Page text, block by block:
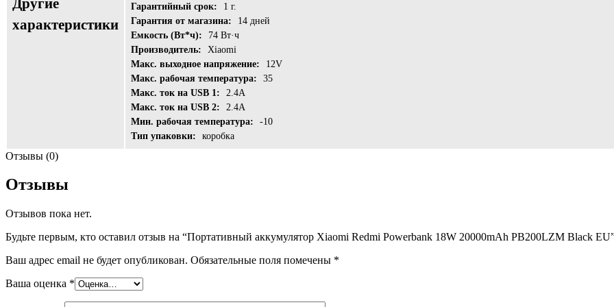
характеристики
Гарантийный срок:
1 г.
Гарантия от магазина:
14 дней
Емкость (Вт*ч):
74 Вт·ч
Производитель:
Xiaomi
Макс. выходное напряжение:
12V
Макс. рабочая температура:
35
Макс. ток на USB 1:
2.4A
Макс. ток на USB 2:
2.4A
Мин. рабочая температура:
-10
Тип упаковки:
коробка
Отзывы (0)
Отзывы
Отзывов пока нет.
Будьте первым, кто оставил отзыв на “Портативный аккумулятор Xiaomi Redmi Powerbank 18W 20000mAh PB200LZM Black
Ваш адрес email не будет опубликован. Обязательные поля помечены *
Ваша оценка *